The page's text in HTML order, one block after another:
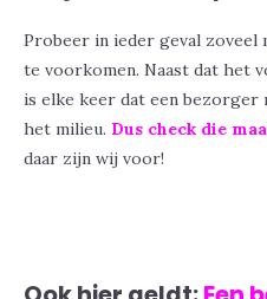
Probeer in ieder geval
te voorkomen. Naast dat het
is elke keer dat een bezorger
het milieu. Dus check die
daar zijn wij voor!